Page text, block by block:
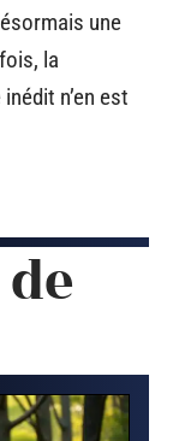
une
la
n’en est